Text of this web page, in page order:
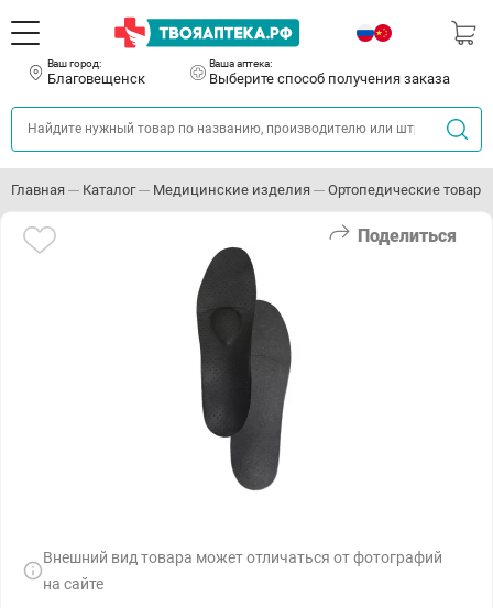
Ваш город:
Благовещенск
Ваша аптека:
Выберите способ получения заказа
Главная Каталог Медицинские изделия Ортопедические товары
Поделиться
Внешний вид товара может отличаться от фотографий
на сайте